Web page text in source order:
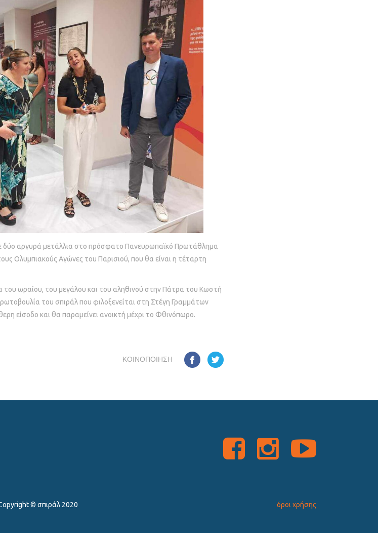
δύο αργυρά μετάλλια στο πρόσφατο Πανευρωπαϊκό Πρωτάθλημα
Ολυμπιακούς Αγώνες του Παρισιού, που θα είναι η τέταρτη
του ωραίου, του μεγάλου και του αληθινού στην Πάτρα του Κωστή
του σπιράλ που φιλοξενείται στη Στέγη Γραμμάτων
είσοδο και θα παραμείνει ανοικτή μέχρι το Φθινόπωρο.
ΚΟΙΝΟΠΟΊΗΣΗ
©️ σπιράλ 2020 όροι χρήσης